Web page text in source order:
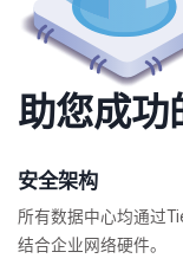
助您成功
安全架构
所有数据中心均通过
结合企业网络硬件。